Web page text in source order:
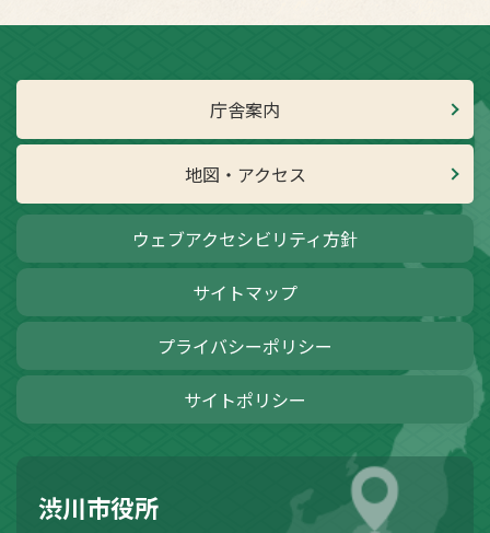
庁舎案内
地図・アクセス
ウェブアクセシビリティ方針
サイトマップ
プライバシーポリシー
サイトポリシー
渋川市役所